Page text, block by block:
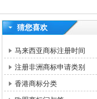
猜您喜欢
马来西亚商标注册时间
注册非洲商标申请类别
香港商标分类